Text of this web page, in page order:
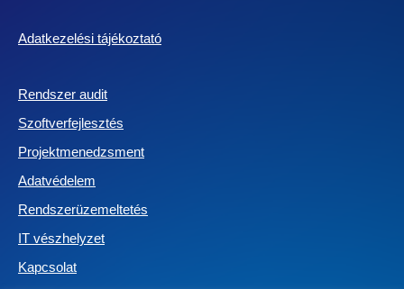
Adatkezelési tájékoztató
Rendszer audit
Szoftverfejlesztés
Projektmenedzsment
Adatvédelem
Rendszerüzemeltetés
IT vészhelyzet
Kapcsolat